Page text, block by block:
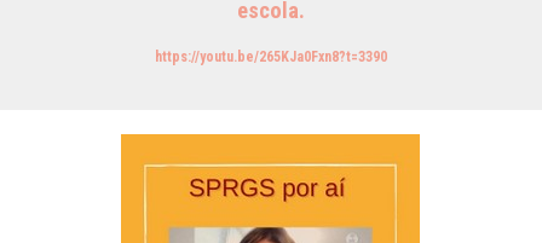
escola.
https://youtu.be/265KJa0Fxn8?t=3390